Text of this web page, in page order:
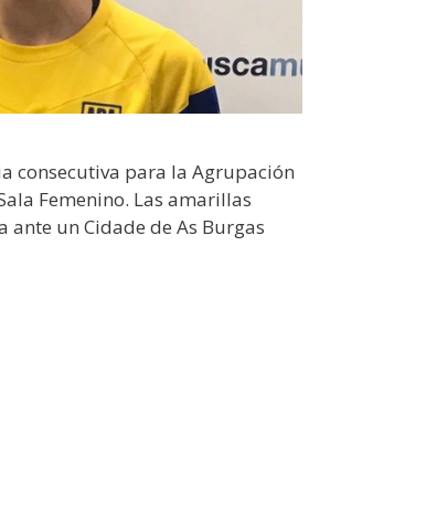
consecutiva para la Agrupación
Femenino. Las amarillas
ante un Cidade de As Burgas